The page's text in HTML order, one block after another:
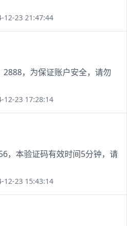
12-23 21:47:44
2888，为保证账户安全，请勿
12-23 17:28:14
，本验证码有效时间5分钟，请
12-23 15:43:14